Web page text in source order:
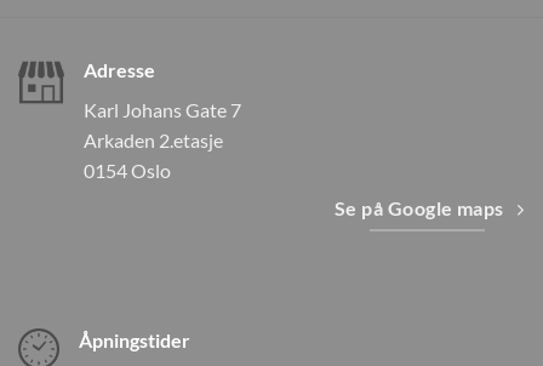
Adresse
Karl Johans Gate 7
Arkaden 2.etasje
0154 Oslo
Se på Google maps
Åpningstider